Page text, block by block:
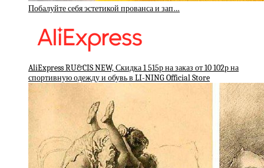
Побалуйте себя эстетикой прованса и зап…
AliExpress RU&CIS NEW, Скидка 1 515р на заказ от 10 102р на
спортивную одежду и обувь в LI-NING Official Store